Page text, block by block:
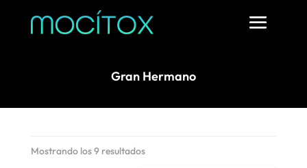
Gran Hermano
Mostrando los 9 resultadosOrdenado